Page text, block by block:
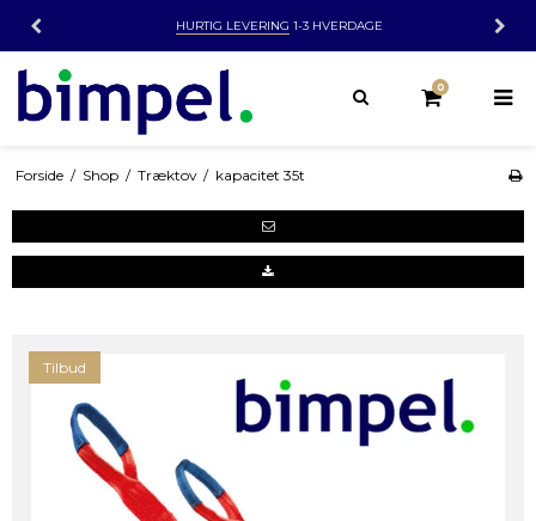
HURTIG LEVERING 1-3 HVERDAGE
0
Forside / Shop / Træktov / kapacitet 35t
Tilbud